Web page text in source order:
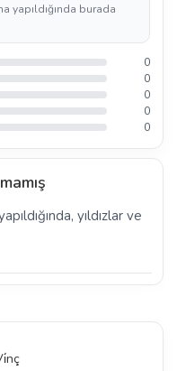
yapıldığında burada
0
0
0
0
0
yıldızlar ve